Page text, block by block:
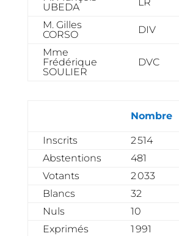
UBEDA
M. Gilles
CORSO
DIV
Mme
Frédérique
SOULIER
DVC
Nombre
Inscrits
2 514
Abstentions
481
Votants
2 033
Blancs
32
Nuls
10
Exprimés
1 991